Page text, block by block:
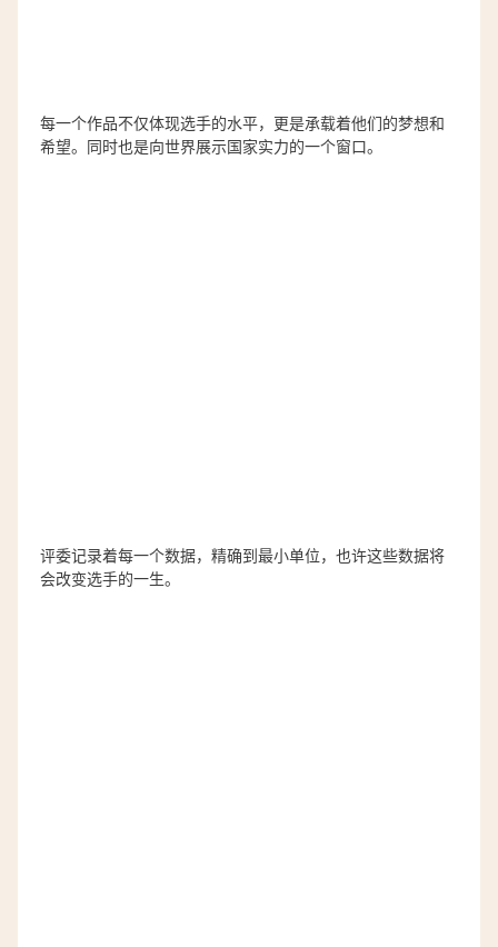
每一个作品不仅体现选手的水平，更是承载着他们的梦想和
希望。同时也是向世界展示国家实力的一个窗口。
评委记录着每一个数据，精确到最小单位，也许这些数据将
会改变选手的一生。